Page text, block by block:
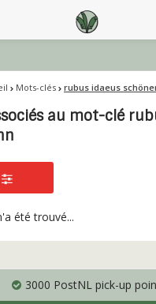
Mots-clés rubus idaeus
au mot-clé
été trouvé...
3000 PostNL pick-up